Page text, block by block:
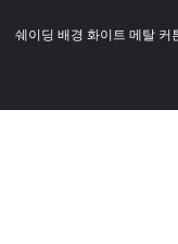
쉐이딩 배경 화이트 메탈 커